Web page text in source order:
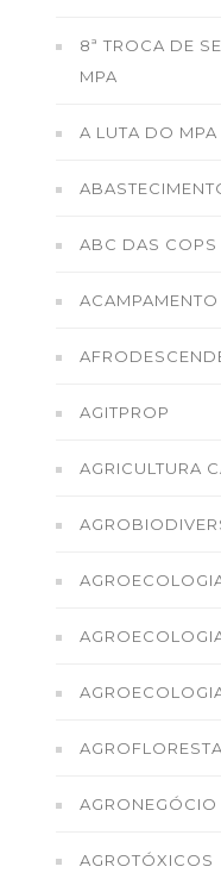
8ª TROCA DE
MPA
A LUTA DO
ABC DAS COPS
AGITPROP
AGRICULTURA
AGRONEGÓCIO
AGROTÓXICOS